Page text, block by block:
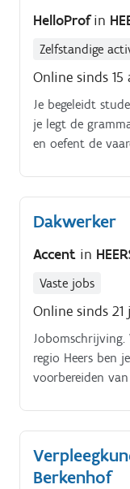
HelloProfin
Zelfstandige
Online sinds 15
Je begeleidt
je legt de
en oefent de
die voor jou
Dakwerker
Accent in
Vaste jobs
Online sinds 21
regio Heers ben
voorbereiden
Berkenhof